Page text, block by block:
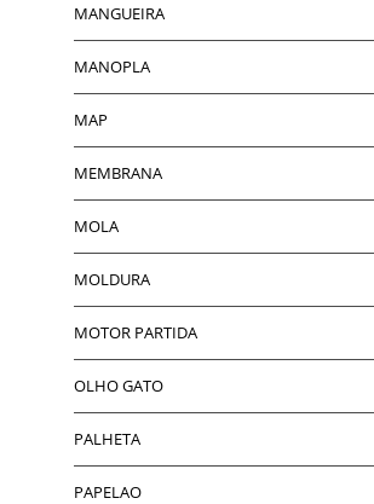
MANGUEIRA
MANOPLA
MAP
MEMBRANA
MOLA
MOLDURA
MOTOR PARTIDA
OLHO GATO
PALHETA
PAPELAO